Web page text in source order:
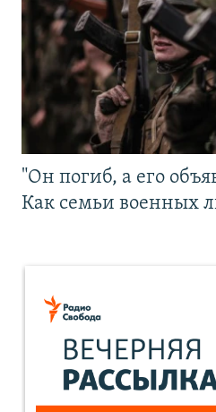
"Он погиб, а его
Как семьи военных